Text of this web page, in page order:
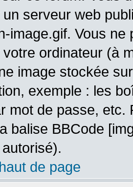
serveur web
image.gif. Vous
ordinateur (à
image stockée
exemple : les
mot de passe,
balise BBCode
de page